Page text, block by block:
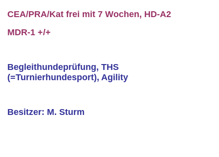
CEA/PRA/Kat frei mit 7 Wochen, HD-A2
MDR-1 +/+
Begleithundeprüfung, THS
(=Turnierhundesport), Agility
Besitzer: M. Sturm